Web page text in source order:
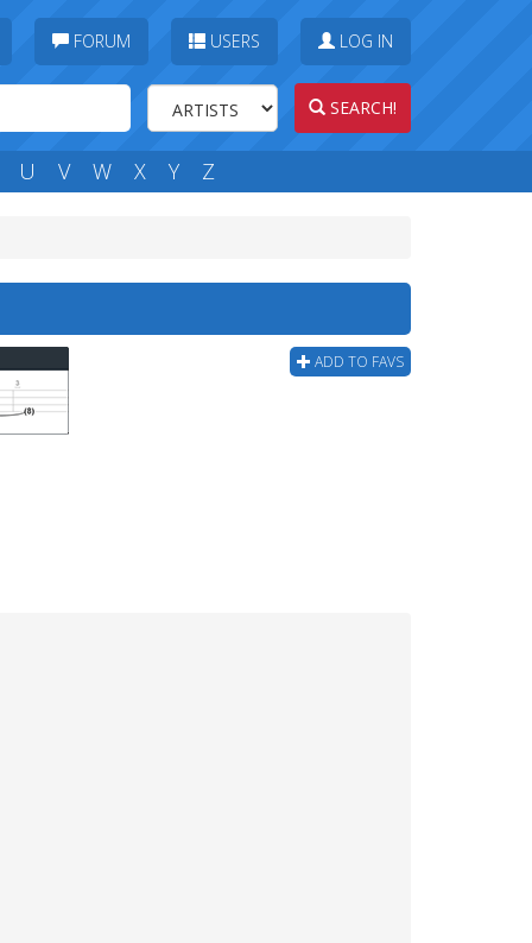
FORUM USERS LOG IN
SEARCH!
U V W X Y Z
ADD TO FAVS